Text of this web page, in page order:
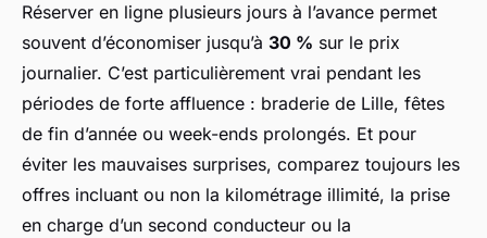
Réserver en ligne plusieurs jours à l’avance permet
souvent d’économiser jusqu’à 30 % sur le prix
journalier. C’est particulièrement vrai pendant les
périodes de forte affluence : braderie de Lille, fêtes
de fin d’année ou week-ends prolongés. Et pour
éviter les mauvaises surprises, comparez toujours les
offres incluant ou non la kilométrage illimité, la prise
en charge d’un second conducteur ou la